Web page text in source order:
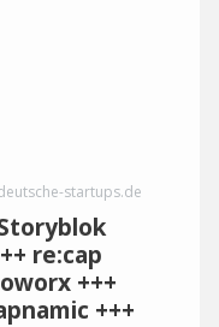
startups.de
re:cap
+++
+++